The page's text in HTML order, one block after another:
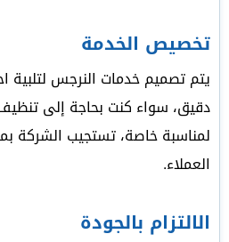
تخصيص الخدمة
يتم تصميم خدمات النرجس لتلبية
دقيق، سواء كنت بحاجة إلى
لمناسبة خاصة، تستجيب الشركة
العملاء.
الالتزام بالجودة